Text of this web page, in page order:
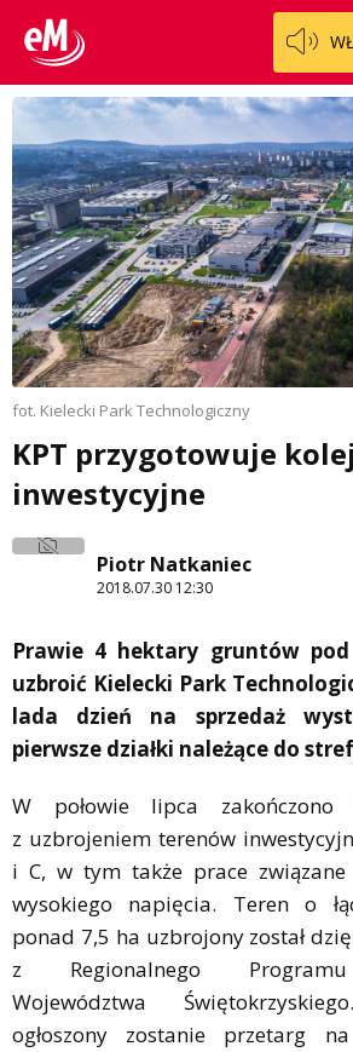
fot. Kielecki Park Technologiczny
KPT przygotowuje
inwestycyjne
Piotr Natkaniec
2018.07.30 12:30
Prawie 4 hektary gruntów
uzbroić Kielecki Park
lada dzień na sprzedaż
pierwsze działki należące do
W połowie lipca zakończono
z uzbrojeniem terenów
i C, w tym także prace
wysokiego napięcia. Teren o
ponad 7,5 ha uzbrojony został
z Regionalnego Programu
Województwa
ogłoszony zostanie przetarg